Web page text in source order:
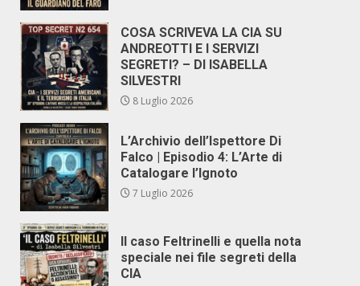
COSA SCRIVEVA LA CIA SU
ANDREOTTI E I SERVIZI
SEGRETI? – DI ISABELLA
SILVESTRI
8 Luglio 2026
L’Archivio dell’Ispettore Di
Falco | Episodio 4: L’Arte di
Catalogare l’Ignoto
7 Luglio 2026
Il caso Feltrinelli e quella nota
speciale nei file segreti della
CIA